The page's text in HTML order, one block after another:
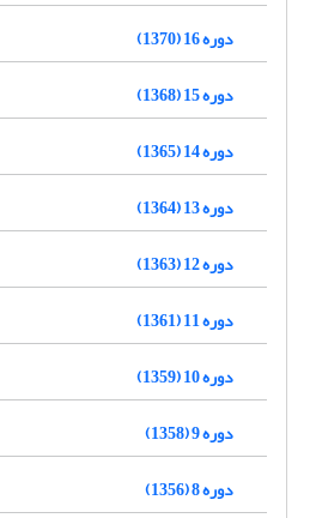
دوره 16 (1370)
دوره 15 (1368)
دوره 14 (1365)
دوره 13 (1364)
دوره 12 (1363)
دوره 11 (1361)
دوره 10 (1359)
دوره 9 (1358)
دوره 8 (1356)